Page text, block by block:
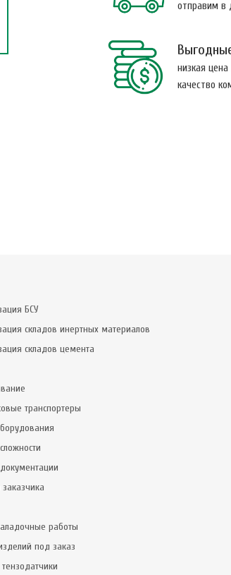
отправим в
низкая
качество
БСУ
складов инертных материалов
складов цемента
транспортеры
работы
под заказ